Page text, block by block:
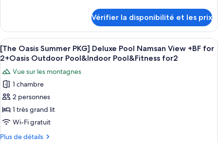
2
Indoor
Pool&Fitness
for
2
Summer
PKG]
Deluxe
Pool
+
Breakfast
for
2+Oasis
Outdoor
Pool
&Indoor
le
type
de
chambre
Oasis
Summer
PKG]
Deluxe
Pool
Breakfast
for
Vérifier la disponibilité et les prix
Afficher
toutes
photos
pour
ce
type
de
chambre :
Une chambre d’hôtel moderne,
6
[The Oasis Summer PKG] Deluxe Pool Namsan View +BF for
2+Oasis Outdoor Pool&Indoor Pool&Fitness for2
Vue sur les montagnes
1 chambre
2 personnes
1 très grand lit
Wi-Fi gratuit
Plus de détails
Plus